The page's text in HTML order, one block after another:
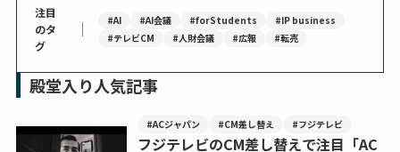
注目
のタ
グ
｜ #AI #AI会議 #forStudents
#IP business
#テレビCM
#人財会議 #広報 #転売
殿堂入り人気記事
#ACジャパン #CM差し替え #フジテレビ
フジテレビのCM差し替えで注目「AC